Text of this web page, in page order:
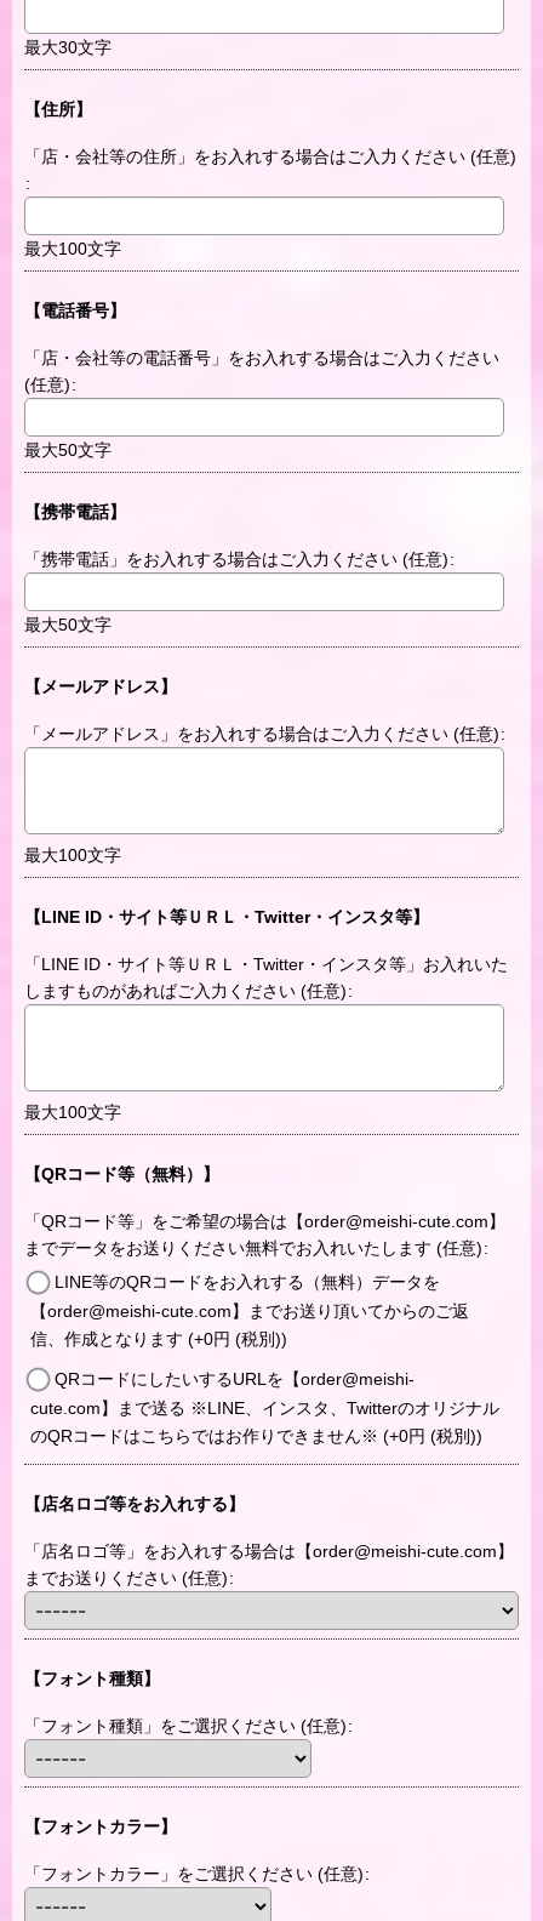
最大30文字
【住所】
「店・会社等の住所」をお入れする場合はご入力ください (任意)
:
最大100文字
【電話番号】
「店・会社等の電話番号」をお入れする場合はご入力ください
(任意):
最大50文字
【携帯電話】
「携帯電話」をお入れする場合はご入力ください (任意):
最大50文字
【メールアドレス】
「メールアドレス」をお入れする場合はご入力ください (任意):
最大100文字
【LINE ID・サイト等ＵＲＬ・Twitter・インスタ等】
「LINE ID・サイト等ＵＲＬ・Twitter・インスタ等」お入れいた
しますものがあればご入力ください (任意):
最大100文字
【QRコード等（無料）】
「QRコード等」をご希望の場合は【order@meishi-cute.com】
までデータをお送りください無料でお入れいたします (任意):
LINE等のQRコードをお入れする（無料）データを
【order@meishi-cute.com】までお送り頂いてからのご返
信、作成となります (+0円 (税別))
QRコードにしたいするURLを【order@meishi-
cute.com】まで送る ※LINE、インスタ、Twitterのオリジナル
のQRコードはこちらではお作りできません※ (+0円 (税別))
【店名ロゴ等をお入れする】
「店名ロゴ等」をお入れする場合は【order@meishi-cute.com】
までお送りください (任意):
【フォント種類】
「フォント種類」をご選択ください (任意):
【フォントカラー】
「フォントカラー」をご選択ください (任意):